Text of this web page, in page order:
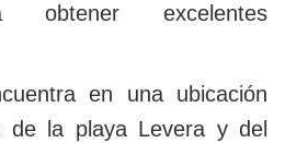
obtener excelentes
en una ubicación
de la playa Levera y del